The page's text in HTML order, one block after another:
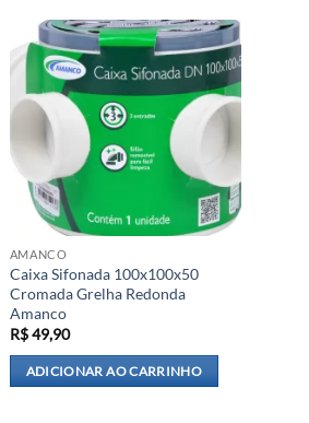
AMANCO
Caixa Sifonada 100x100x50
Cromada Grelha Redonda
Amanco
R$49,90
ADICIONAR AO CARRINHO